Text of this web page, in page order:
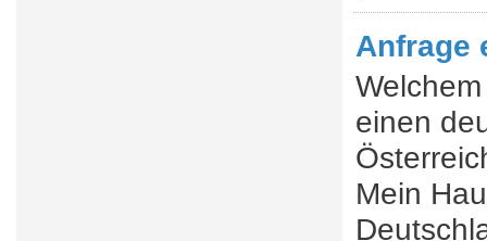
Anfrage
einen
Mein